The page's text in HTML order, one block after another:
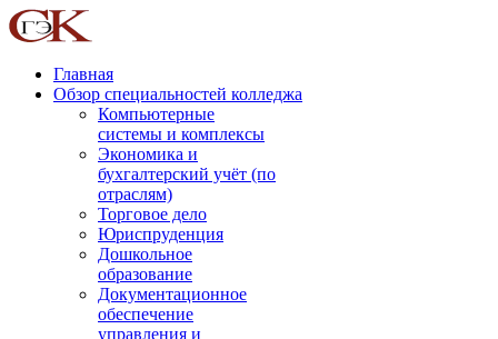
Главная
Обзор специальностей колледжа
Компьютерные
системы и комплексы
Экономика и
бухгалтерский учёт (по
отраслям)
Торговое дело
Юриспруденция
Дошкольное
образование
Документационное
обеспечение
управления и